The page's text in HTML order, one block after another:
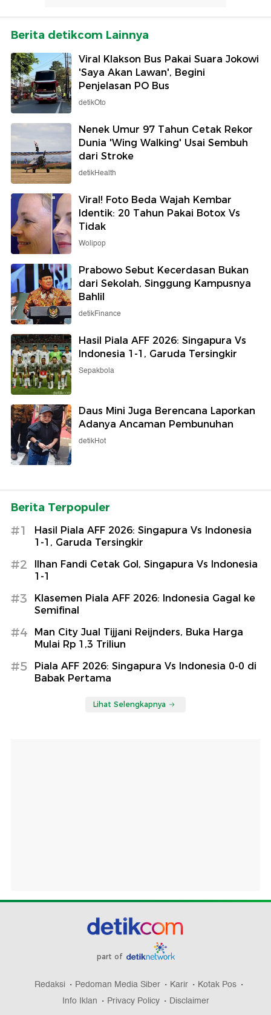
Berita detikcom Lainnya
Viral Klakson Bus Pakai Suara Jokowi
'Saya Akan Lawan', Begini
Penjelasan PO Bus
detikOto
Nenek Umur 97 Tahun Cetak Rekor
Dunia 'Wing Walking' Usai Sembuh
dari Stroke
detikHealth
Viral! Foto Beda Wajah Kembar
Identik: 20 Tahun Pakai Botox Vs
Tidak
Wolipop
Prabowo Sebut Kecerdasan Bukan
dari Sekolah, Singgung Kampusnya
Bahlil
detikFinance
Hasil Piala AFF 2026: Singapura Vs
Indonesia 1-1, Garuda Tersingkir
Sepakbola
Daus Mini Juga Berencana Laporkan
Adanya Ancaman Pembunuhan
detikHot
Berita Terpopuler
#1
Hasil Piala AFF 2026: Singapura Vs Indonesia
1-1, Garuda Tersingkir
#2
Ilhan Fandi Cetak Gol, Singapura Vs Indonesia
1-1
#3
Klasemen Piala AFF 2026: Indonesia Gagal ke
Semifinal
#4
Man City Jual Tijjani Reijnders, Buka Harga
Mulai Rp 1,3 Triliun
#5
Piala AFF 2026: Singapura Vs Indonesia 0-0 di
Babak Pertama
Lihat Selengkapnya
part of
Redaksi Pedoman Media Siber Karir
Kotak Pos
Info Iklan
Privacy Policy Disclaimer